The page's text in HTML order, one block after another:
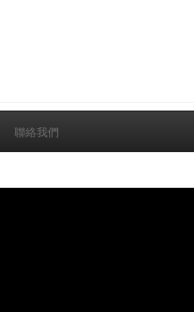
聯絡我們